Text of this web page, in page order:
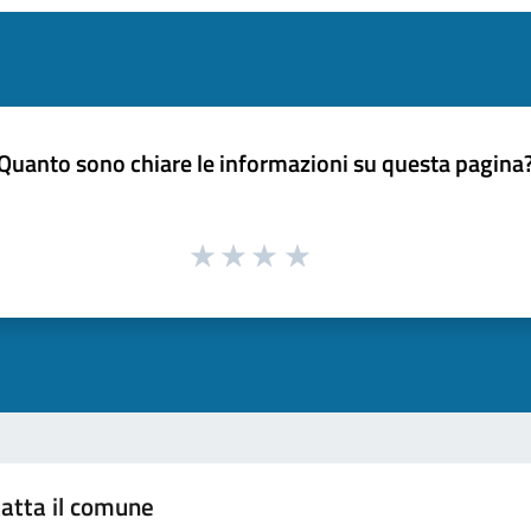
sono chiare le informazioni su questa
il comune